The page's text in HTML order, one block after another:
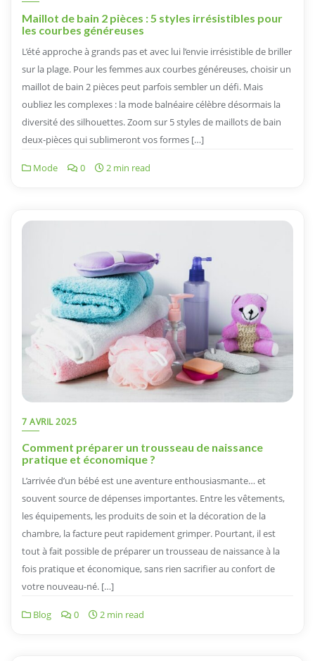
Maillot de bain 2 pièces : 5 styles irrésistibles pour
les courbes généreuses
L’été approche à grands pas et avec lui l’envie irrésistible de briller
sur la plage. Pour les femmes aux courbes généreuses, choisir un
maillot de bain 2 pièces peut parfois sembler un défi. Mais
oubliez les complexes : la mode balnéaire célèbre désormais la
diversité des silhouettes. Zoom sur 5 styles de maillots de bain
deux-pièces qui sublimeront vos formes […]
Mode 0 2 min read
7 AVRIL 2025
Comment préparer un trousseau de naissance
pratique et économique ?
L’arrivée d’un bébé est une aventure enthousiasmante… et
souvent source de dépenses importantes. Entre les vêtements,
les équipements, les produits de soin et la décoration de la
chambre, la facture peut rapidement grimper. Pourtant, il est
tout à fait possible de préparer un trousseau de naissance à la
fois pratique et économique, sans rien sacrifier au confort de
votre nouveau-né. […]
Blog 0 2 min read